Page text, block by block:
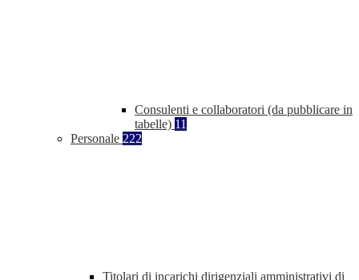
Consulenti e collaboratori (da pubblicare in
tabelle) 11
Personale 222
Titolari di incarichi dirigenziali amministrativi di